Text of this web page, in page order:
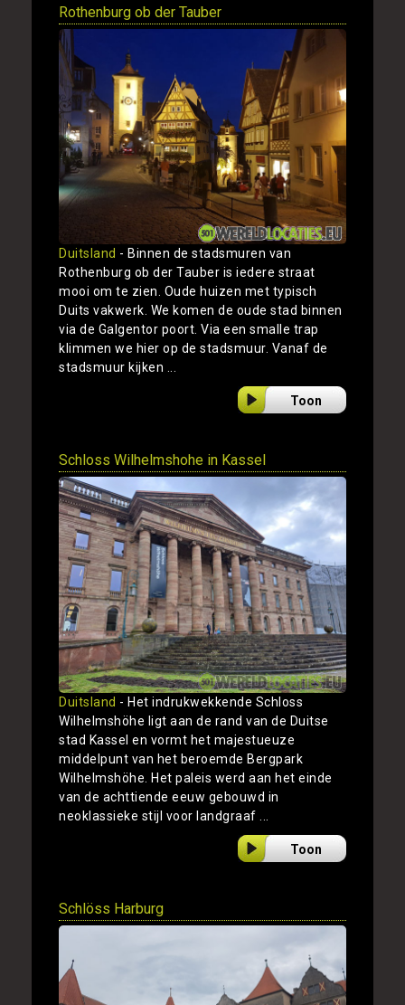
Rothenburg ob der Tauber
Duitsland - Binnen de stadsmuren van
Rothenburg ob der Tauber is iedere straat
mooi om te zien. Oude huizen met typisch
Duits vakwerk. We komen de oude stad binnen
via de Galgentor poort. Via een smalle trap
klimmen we hier op de stadsmuur. Vanaf de
stadsmuur kijken ...
Toon
Schloss Wilhelmshohe in Kassel
Duitsland - Het indrukwekkende Schloss
Wilhelmshöhe ligt aan de rand van de Duitse
stad Kassel en vormt het majestueuze
middelpunt van het beroemde Bergpark
Wilhelmshöhe. Het paleis werd aan het einde
van de achttiende eeuw gebouwd in
neoklassieke stijl voor landgraaf ...
Toon
Schlöss Harburg